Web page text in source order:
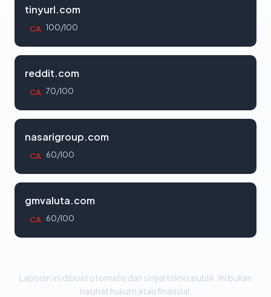
tinyurl.com
CA 100/100
reddit.com
CA 70/100
nasarigroup.com
CA 60/100
gmvaluta.com
CA 60/100
Laporan ini dibuat otomatis dari sinyal teknis publik. Ini bukan
nasihat hukum atau finansial.